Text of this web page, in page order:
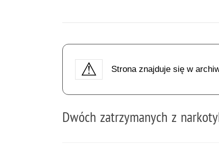
Strona znajduje się w
Dwóch zatrzymanych z